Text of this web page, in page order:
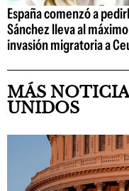
España comenzó a
Sánchez lleva al
invasión migratoria a
MÁS
UNIDOS